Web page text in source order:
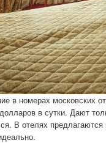
в номерах московских
в сутки. Дают
В отелях